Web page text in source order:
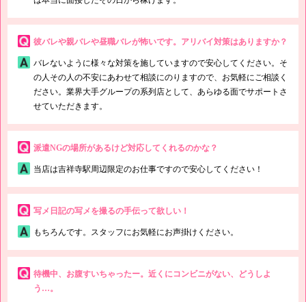
彼バレや親バレや昼職バレが怖いです。アリバイ対策はありますか？
バレないように様々な対策を施していますので安心してください。そ
の人その人の不安にあわせて相談にのりますので、お気軽にご相談く
ださい。業界大手グループの系列店として、あらゆる面でサポートさ
せていただきます。
派遣NGの場所があるけど対応してくれるのかな？
当店は吉祥寺駅周辺限定のお仕事ですので安心してください！
写メ日記の写メを撮るの手伝って欲しい！
もちろんです。スタッフにお気軽にお声掛けください。
待機中、お腹すいちゃったー。近くにコンビニがない、どうしよ
う…。